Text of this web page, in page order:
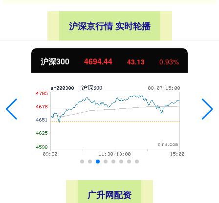
沪深京行情 实时轮播
沪深300 4694.44 43.13 0.93%
广升网配资